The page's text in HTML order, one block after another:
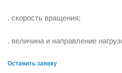
. скорость вращения;
. величина и направление
Оставить заявку